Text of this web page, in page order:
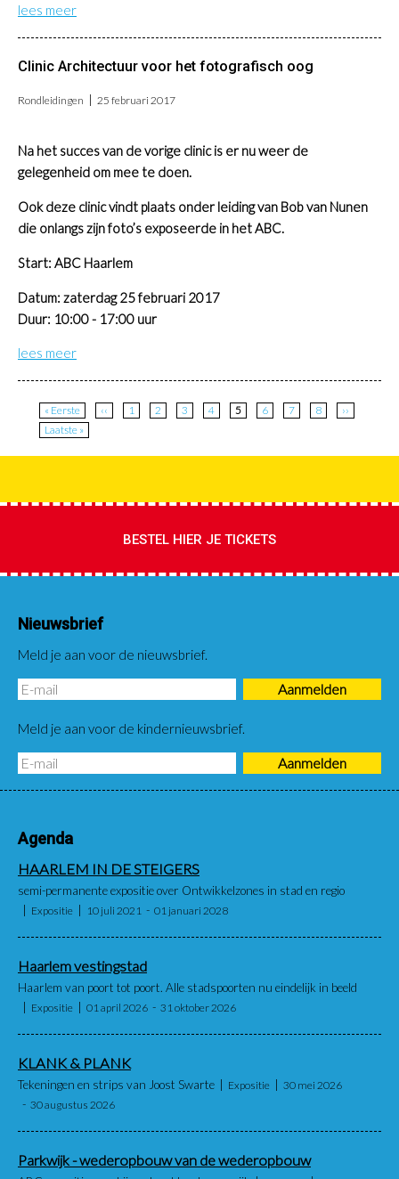
lees meer
Clinic Architectuur voor het fotografisch oog
Rondleidingen 25 februari 2017
Na het succes van de vorige clinic is er nu weer de
gelegenheid om mee te doen.
Ook deze clinic vindt plaats onder leiding van Bob van Nunen
die onlangs zijn foto’s exposeerde in het ABC.
Start: ABC Haarlem
Datum: zaterdag 25 februari 2017
Duur: 10:00 - 17:00 uur
lees meer
Paginatie
Eerste
pagina
« Eerste
Vorige
pagina
‹‹ Page
1 Page
2 Page
3 Page
4
Huidige
pagina
5 Page
6 Page
7 Page
8
Volgende
pagina
››
Laatste
pagina
Laatste »
BESTEL HIER JE TICKETS
Nieuwsbrief
Meld je aan voor de nieuwsbrief.
Meld je aan voor de kindernieuwsbrief.
Agenda
HAARLEM IN DE STEIGERS
semi-permanente expositie over Ontwikkelzones in stad en regio
Expositie 10 juli 2021 01 januari 2028
Haarlem vestingstad
Haarlem van poort tot poort. Alle stadspoorten nu eindelijk in beeld
Expositie 01 april 2026 31 oktober 2026
KLANK & PLANK
Tekeningen en strips van Joost Swarte Expositie
30 mei 2026
30 augustus 2026
Parkwijk - wederopbouw van de wederopbouw